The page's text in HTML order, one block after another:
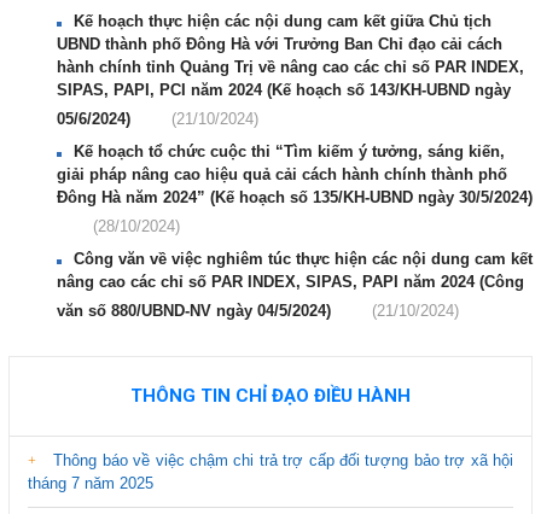
Kế hoạch thực hiện các nội dung cam kết giữa Chủ tịch
UBND thành phố Đông Hà với Trưởng Ban Chỉ đạo cải cách
hành chính tỉnh Quảng Trị về nâng cao các chỉ số PAR INDEX,
SIPAS, PAPI, PCI năm 2024 (Kế hoạch số 143/KH-UBND ngày
05/6/2024)
(21/10/2024)
Kế hoạch tổ chức cuộc thi “Tìm kiếm ý tưởng, sáng kiến,
giải pháp nâng cao hiệu quả cải cách hành chính thành phố
Đông Hà năm 2024” (Kế hoạch số 135/KH-UBND ngày 30/5/2024)
(28/10/2024)
Công văn về việc nghiêm túc thực hiện các nội dung cam kết
nâng cao các chỉ số PAR INDEX, SIPAS, PAPI năm 2024 (Công
văn số 880/UBND-NV ngày 04/5/2024)
(21/10/2024)
THÔNG TIN CHỈ ĐẠO ĐIỀU HÀNH
Thông báo về việc chậm chi trả trợ cấp đối tượng bảo trợ xã hội
tháng 7 năm 2025